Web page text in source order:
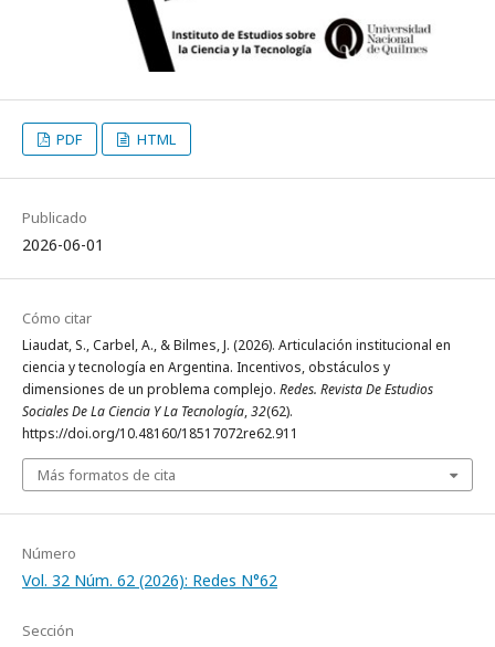
PDF HTML
Publicado
2026-06-01
Cómo citar
Liaudat, S., Carbel, A., & Bilmes, J. (2026). Articulación institucional en
ciencia y tecnología en Argentina. Incentivos, obstáculos y
dimensiones de un problema complejo. Redes. Revista De Estudios
Sociales De La Ciencia Y La Tecnología,32(62).
https://doi.org/10.48160/18517072re62.911
Más formatos de cita
Número
Vol. 32 Núm. 62 (2026): Redes N°62
Sección